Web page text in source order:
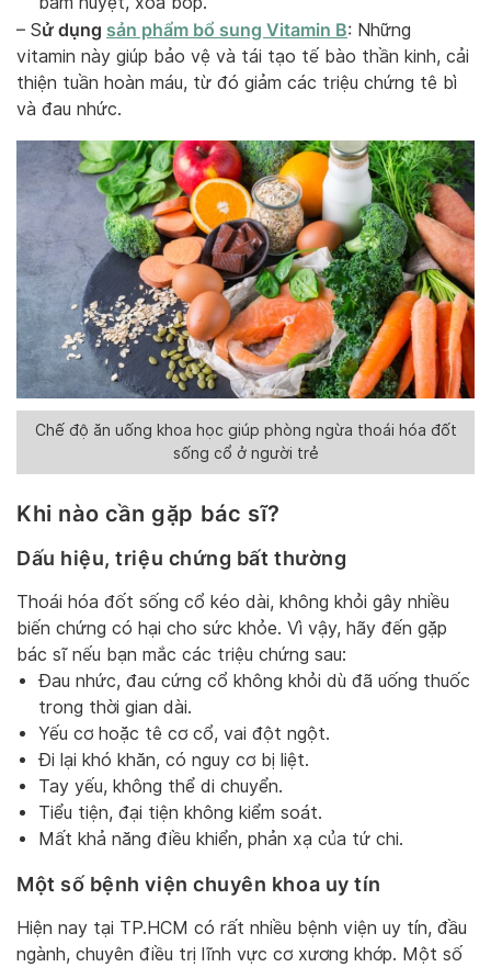
– Sử dụng sản phẩm bổ sung Vitamin B: Những
vitamin này giúp bảo vệ và tái tạo tế bào thần kinh, cải
thiện tuần hoàn máu, từ đó giảm các triệu chứng tê bì
và đau nhức.
Chế độ ăn uống khoa học giúp phòng ngừa thoái hóa đốt
sống cổ ở người trẻ
Khi nào cần gặp bác sĩ?
Dấu hiệu, triệu chứng bất thường
Thoái hóa đốt sống cổ kéo dài, không khỏi gây nhiều
biến chứng có hại cho sức khỏe. Vì vậy, hãy đến gặp
bác sĩ nếu bạn mắc các triệu chứng sau:
Đau nhức, đau cứng cổ không khỏi dù đã uống thuốc
trong thời gian dài.
Yếu cơ hoặc tê cơ cổ, vai đột ngột.
Đi lại khó khăn, có nguy cơ bị liệt.
Tay yếu, không thể di chuyển.
Tiểu tiện, đại tiện không kiểm soát.
Mất khả năng điều khiển, phản xạ của tứ chi.
Một số bệnh viện chuyên khoa uy tín
Hiện nay tại TP.HCM có rất nhiều bệnh viện uy tín, đầu
ngành, chuyên điều trị lĩnh vực cơ xương khớp. Một số